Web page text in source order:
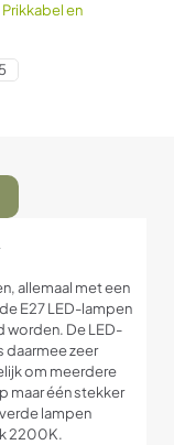
Prikkabel en
allemaal met een
E27 LED-lampen
worden. De LED-
daarmee zeer
om meerdere
maar één stekker
lampen
2200K.